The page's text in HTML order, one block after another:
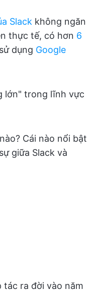
Slack không ngăn
thực tế, có hơn 6
dụng Google
lớn" trong lĩnh vực
Cái nào nổi bật
giữa Slack và
tác ra đời vào năm